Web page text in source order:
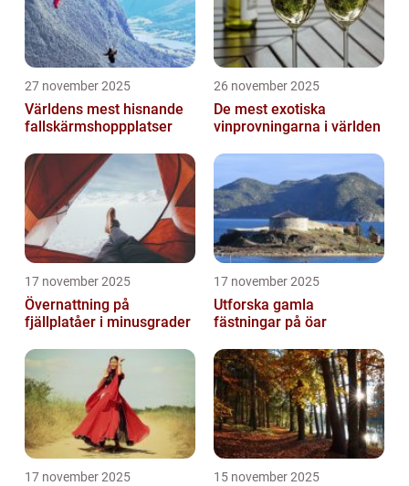
27 november 2025
Världens mest hisnande
fallskärmshoppplatser
26 november 2025
De mest exotiska
vinprovningarna i världen
17 november 2025
Övernattning på
fjällplatåer i minusgrader
17 november 2025
Utforska gamla
fästningar på öar
17 november 2025 15 november 2025